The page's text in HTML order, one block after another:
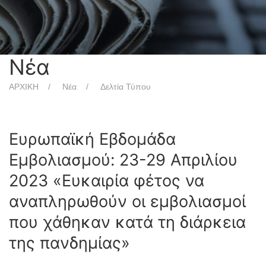
Νέα
ΑΡΧΙΚΗ Νέα Δελτία Τύπου
Ευρωπαϊκή Εβδομάδα
Εμβολιασμού: 23-29 Απριλίου
2023 «Ευκαιρία φέτος να
αναπληρωθούν οι εμβολιασμοί
που χάθηκαν κατά τη διάρκεια
της πανδημίας»